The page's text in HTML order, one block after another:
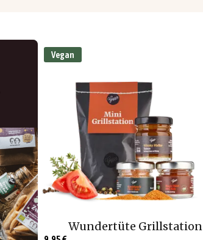
Vegan
Wundertüte Grillstation